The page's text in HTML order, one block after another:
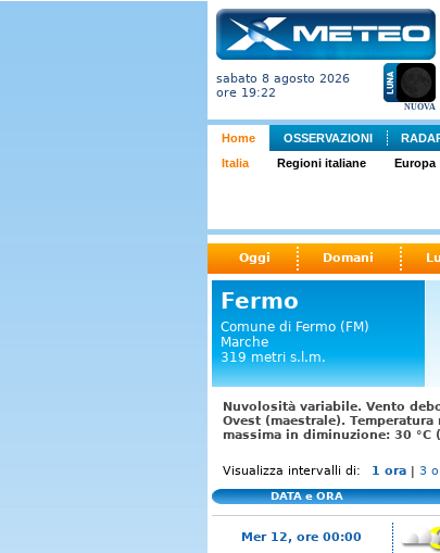
sabato 8 agosto 2026
ore 19:22
NUOVA
Home OSSERVAZIONI
Italia
Regioni italiane Europa
Oggi Domani
Fermo
Comune di Fermo (FM)
Marche
319 metri s.l.m.
Nuvolosità variabile. Vento
Ovest (maestrale).
massima in diminuzione: 30 °C
Visualizza intervalli di: 1 ora | 3
DATA e ORA
Mer 12, ore 00:00